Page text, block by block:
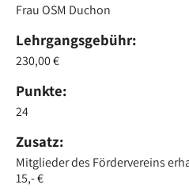
Frau OSM Duchon
Lehrgangsgebühr:
230,00 €
Punkte:
24
Zusatz:
Mitglieder des Fördervereins
15,- €